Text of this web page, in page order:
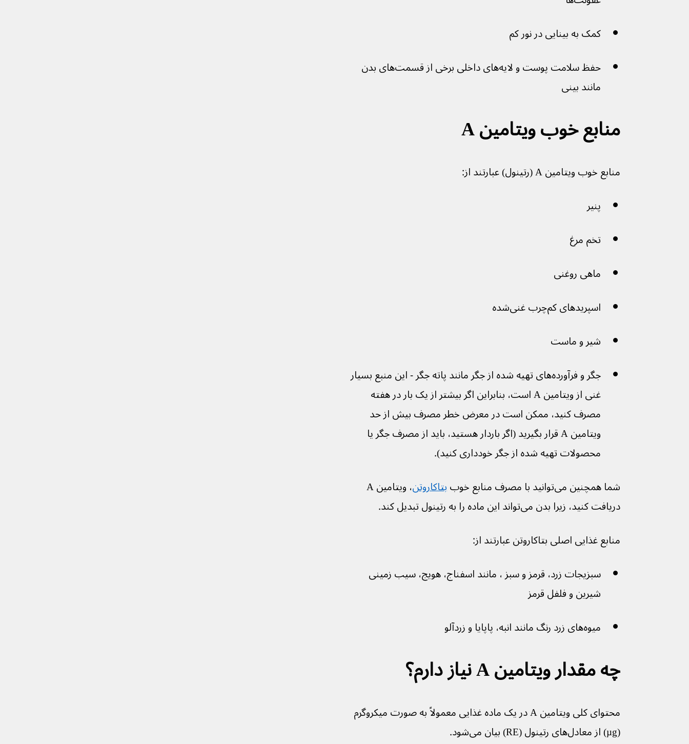
کمک به بینایی در نور کم
حفظ سلامت پوست و لایه‌های داخلی برخی از قسمت‌های بدن
مانند بینی
منابع خوب ویتامین A
منابع خوب ویتامین A (رتینول) عبارتند از:
پنیر
تخم مرغ
ماهی روغنی
اسپریدهای کم‌چرب غنی‌شده
شیر و ماست
جگر و فرآورده‌های تهیه شده از جگر مانند پاته جگر - این منبع بسیار
غنی از ویتامین A است، بنابراین اگر بیشتر از یک بار در هفته
مصرف کنید، ممکن است در معرض خطر مصرف بیش از حد
ویتامین A قرار بگیرید (اگر باردار هستید، باید از مصرف جگر یا
محصولات تهیه شده از جگر خودداری کنید).
شما همچنین می‌توانید با مصرف منابع خوب
بتاکاروتن
دریافت کنید، زیرا بدن می‌تواند این ماده را به رتینول تبدیل کند.
منابع غذایی اصلی بتاکاروتن عبارتند از:
سبزیجات زرد، قرمز و سبز ، مانند اسفناج، هویج، سیب زمینی
شیرین و فلفل قرمز
میوه‌های زرد رنگ مانند انبه، پاپایا و زردآلو
چه مقدار ویتامین A نیاز دارم؟
محتوای کلی ویتامین A در یک ماده غذایی معمولاً به صورت میکروگرم
(µg) از معادل‌های رتینول (RE) بیان می‌شود.